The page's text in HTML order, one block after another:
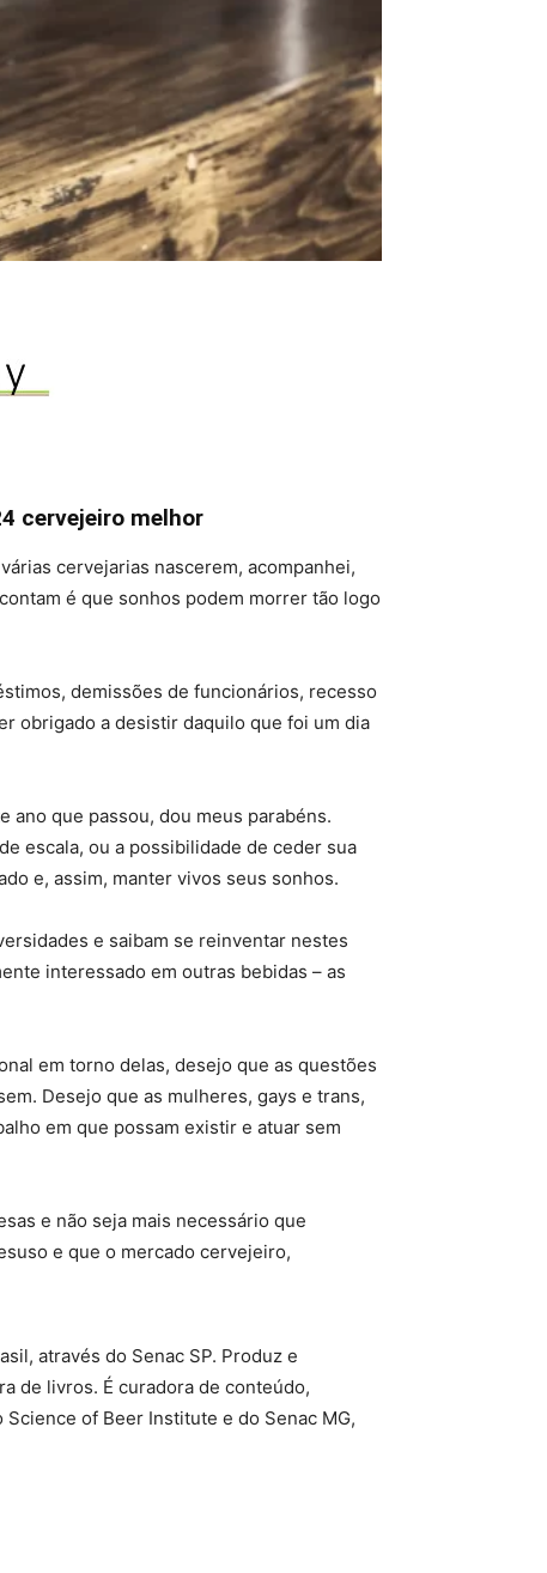
cervejeiro melhor
cervejarias nascerem, acompanhei,
é que sonhos podem morrer tão logo
demissões de funcionários, recesso
obrigado a desistir daquilo que foi um dia
ano que passou, dou meus parabéns.
escala, ou a possibilidade de ceder sua
e, assim, manter vivos seus sonhos.
e saibam se reinventar nestes
interessado em outras bebidas – as
em torno delas, desejo que as questões
Desejo que as mulheres, gays e trans,
em que possam existir e atuar sem
e não seja mais necessário que
e que o mercado cervejeiro,
através do Senac SP. Produz e
de livros. É curadora de conteúdo,
of Beer Institute e do Senac MG,